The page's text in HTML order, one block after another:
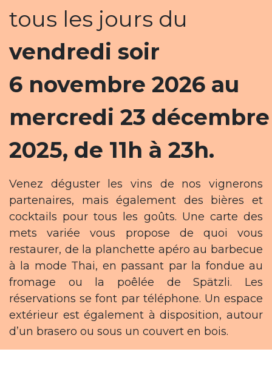
tous les jours du
vendredi soir
6 novembre 2026 au
mercredi 23 décembre
2025, de 11h à 23h.
Venez déguster les vins de nos vignerons
partenaires, mais également des bières et
cocktails pour tous les goûts. Une carte des
mets variée vous propose de quoi vous
restaurer, de la planchette apéro au barbecue
à la mode Thai, en passant par la fondue au
fromage ou la poêlée de Spätzli. Les
réservations se font par téléphone. Un espace
extérieur est également à disposition, autour
d’un brasero ou sous un couvert en bois.